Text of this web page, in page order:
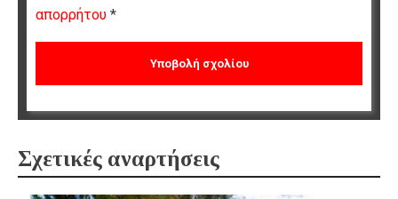
απορρήτου *
Σχετικές αναρτήσεις